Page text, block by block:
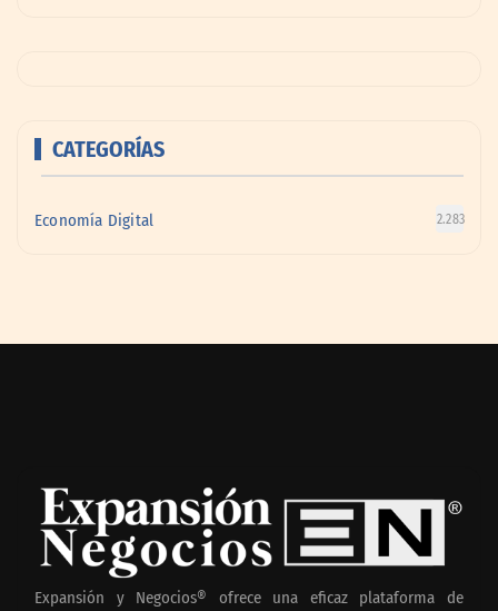
CATEGORÍAS
Economía Digital 2.283
Expansión y Negocios® ofrece una eficaz plataforma de